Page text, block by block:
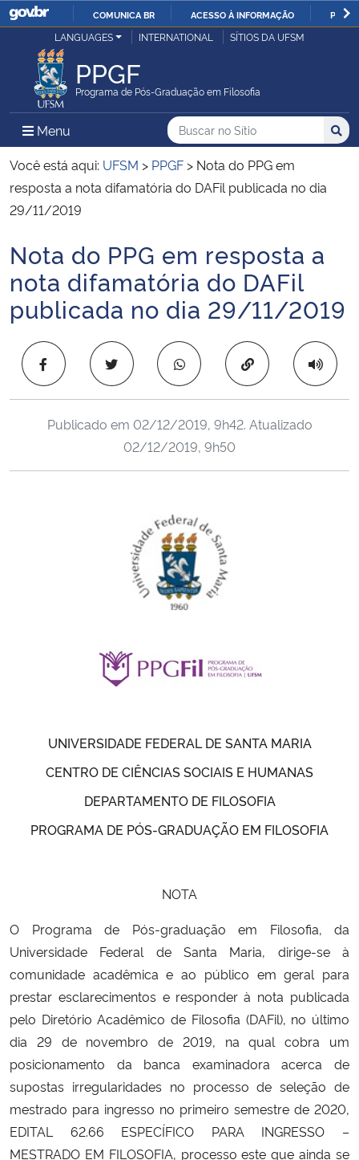
IR
COMUNICA BR ACESSO À INFORMAÇÃO
Ministério da Justiça e Segurança Pública
Ministério da Defesa
Ministério das Relações Exteriores
Ministério da Economia
Ministério da Infraestrutura
Ministério da Agricultura, Pecuária e Abastecimento
Ministério da Cidadania
Controladoria-Geral da União
Secretaria de Governo
Banco Central do Brasil
LANGUAGES INTERNATIONAL SÍTIOS DA UFSM
PPGF
Programa de Pós-Graduação em Filosofia
Menu Menu Principal do Sítio
Busca
Buscar no no Sítio
Busca:
Você está aqui: UFSM > PPGF > Nota do PPG em
resposta a nota difamatória do DAFil​ publicada no dia
29/11/2019
Início do conteúdo
Nota do PPG em resposta a
nota difamatória do DAFil​
publicada no dia 29/11/2019
Copiar para área
Publicado em 02/12/2019, 9h42. Atualizado
02/12/2019, 9h50
UNIVERSIDADE FEDERAL DE SANTA MARIA
CENTRO DE CIÊNCIAS SOCIAIS E HUMANAS
DEPARTAMENTO DE FILOSOFIA
PROGRAMA DE PÓS-GRADUAÇÃO EM FILOSOFIA
NOTA
O Programa de Pós-graduação em Filosofia, da
Universidade Federal de Santa Maria, dirige-se à
comunidade acadêmica e ao público em geral para
prestar esclarecimentos e responder à nota publicada
pelo Diretório Acadêmico de Filosofia (DAFil), no último
dia 29 de novembro de 2019, na qual cobra um
posicionamento da banca examinadora acerca de
supostas irregularidades no processo de seleção de
mestrado para ingresso no primeiro semestre de 2020,
EDITAL 62.66 ESPECÍFICO PARA INGRESSO –
MESTRADO EM FILOSOFIA, processo este que ainda se